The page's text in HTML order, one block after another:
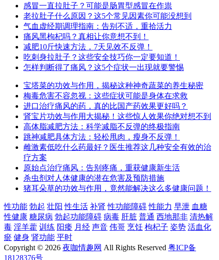
感冒一直拉肚子？可能是肠胃型感冒在作祟
老拉肚子什么原因？这5个常见因素你可能没想到
气血虚经期调理指南：告别不适，重拾活力
痛风黑枸杞吗？真相让你意想不到！
减肥10斤快速方法，7天见效不反弹！
吃刺身拉肚子？这些安全技巧你一定要知道！
怎样判断得了痛风？这5个症状一出现就要警惕
宝塔菜的功效与作用，揭秘这种神奇蔬菜的养生秘密
梅毒危害不容忽视：这些症状可能是身体在求救
进口治疗痛风的药，真的比国产药效果更好吗？
肾宝片功效与作用大揭秘！这些惊人效果你绝对想不到
高体脂减肥方法：科学减脂不反弹的终极指南
跳神减肥具体方法：轻松甩肉，瘦身不反弹！
雌激素低吃什么药最好？医生推荐这几种安全有效的治
疗方案
原始点治疗痛风：告别疼痛，重获健康新生活
杀虫剂对人体健康的潜在危害及预防措施
猪耳朵草的功效与作用，竟然能解决这么多健康问题！
性功能 勃起 壮阳 性生活 补肾 性功能障碍 性能力 早泄 血糖
性健康 糖尿病 勃起功能障碍 病毒 肝脏 普通 西地那非 清热解
毒 淫羊藿 训练 阳痿 月经 声音 伟哥 烹饪 枸杞子 姿势 活血化
瘀 健身 肾功能 平时
Copyright © 2026 夜咖情趣网 All Rights Reserved 粤ICP备
18128376号